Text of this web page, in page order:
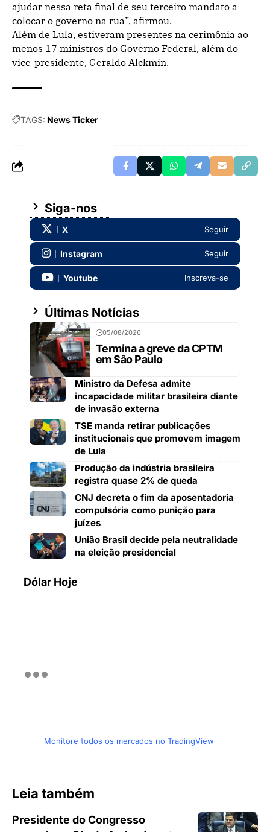
ajudar nessa reta final de seu terceiro mandato a
colocar o governo na rua”, afirmou.
Além de Lula, estiveram presentes na cerimônia ao
menos 17 ministros do Governo Federal, além do
vice-presidente, Geraldo Alckmin.
TAGS: News Ticker
Siga-nos
X Seguir
Instagram Seguir
Youtube Inscreva-se
Últimas Notícias
05/08/2026
Termina a greve da CPTM
em São Paulo
Ministro da Defesa admite
incapacidade militar brasileira diante
de invasão externa
TSE manda retirar publicações
institucionais que promovem imagem
de Lula
Produção da indústria brasileira
registra quase 2% de queda
CNJ decreta o fim da aposentadoria
compulsória como punição para
juízes
União Brasil decide pela neutralidade
na eleição presidencial
Dólar Hoje
Monitore todos os mercados no TradingView
Leia também
Presidente do Congresso